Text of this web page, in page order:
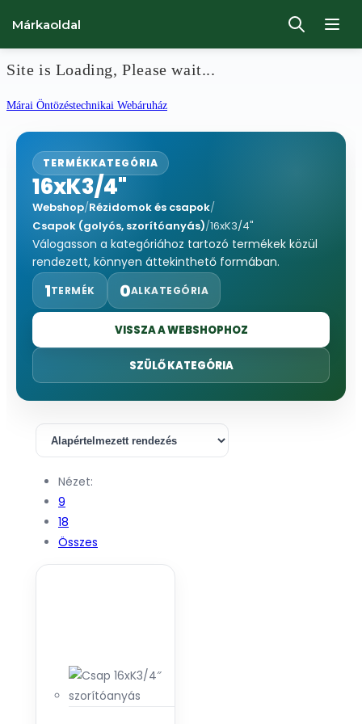
Site is Loading, Please wait...
Ugrás
tartalomhoz
Márai Öntözéstechnikai Webáruház
Márkaoldal
TERMÉKKATEGÓRIA
16xK3/4"
Webshop/Rézidomok és csapok/
Csapok (golyós, szorítóanyás)/16xK3/4"
Válogasson a kategóriához tartozó termékek közül
rendezett, könnyen áttekinthető formában.
1TERMÉK 0ALKATEGÓRIA
VISSZA A WEBSHOPHOZ
SZÜLŐ KATEGÓRIA
Nézet:
9
18
Összes